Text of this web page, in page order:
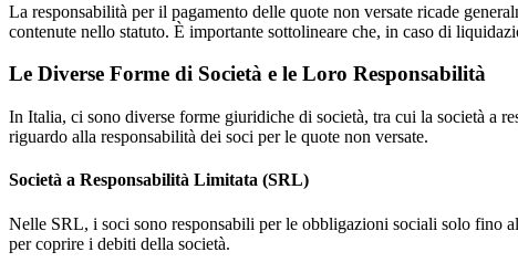
La responsabilità per il pagamento delle quote non versate ricade
contenute nello statuto. È importante sottolineare che, in caso di
Le Diverse Forme di Società e le Loro Responsabilità
In Italia, ci sono diverse forme giuridiche di società, tra cui la società a
riguardo alla responsabilità dei soci per le quote non versate.
Società a Responsabilità Limitata (SRL)
Nelle SRL, i soci sono responsabili per le obbligazioni sociali solo fino
per coprire i debiti della società.